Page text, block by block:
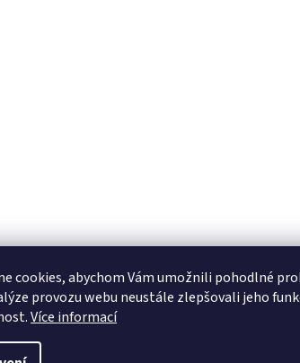
cookies, abychom Vám umožnili pohodlné
provozu webu neustále zlepšovali jeho
Více informací